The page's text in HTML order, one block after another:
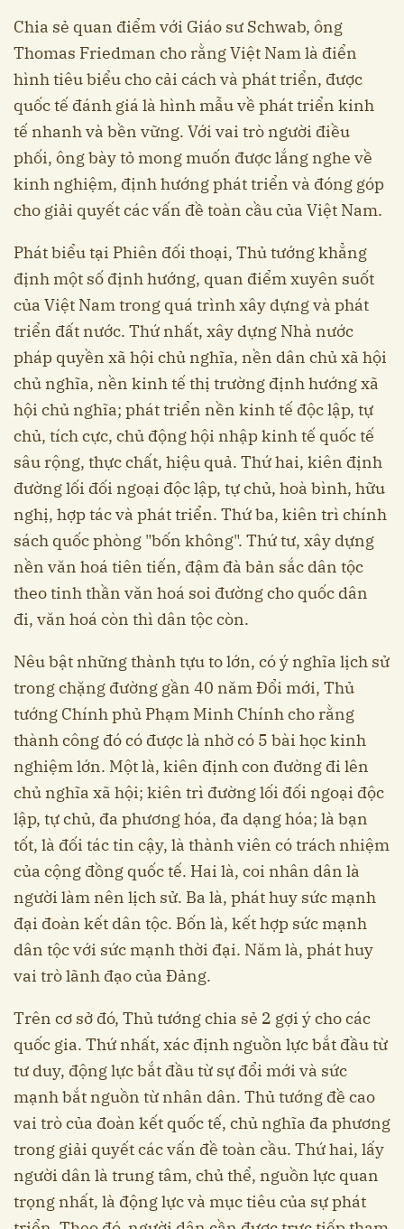
Chia sẻ quan điểm với Giáo sư Schwab, ông
Thomas Friedman cho rằng Việt Nam là điển
hình tiêu biểu cho cải cách và phát triển, được
quốc tế đánh giá là hình mẫu về phát triển kinh
tế nhanh và bền vững. Với vai trò người điều
phối, ông bày tỏ mong muốn được lắng nghe về
kinh nghiệm, định hướng phát triển và đóng góp
cho giải quyết các vấn đề toàn cầu của Việt Nam.
Phát biểu tại Phiên đối thoại, Thủ tướng khẳng
định một số định hướng, quan điểm xuyên suốt
của Việt Nam trong quá trình xây dựng và phát
triển đất nước. Thứ nhất, xây dựng Nhà nước
pháp quyền xã hội chủ nghĩa, nền dân chủ xã hội
chủ nghĩa, nền kinh tế thị trường định hướng xã
hội chủ nghĩa; phát triển nền kinh tế độc lập, tự
chủ, tích cực, chủ động hội nhập kinh tế quốc tế
sâu rộng, thực chất, hiệu quả. Thứ hai, kiên định
đường lối đối ngoại độc lập, tự chủ, hoà bình, hữu
nghị, hợp tác và phát triển. Thứ ba, kiên trì chính
sách quốc phòng "bốn không". Thứ tư, xây dựng
nền văn hoá tiên tiến, đậm đà bản sắc dân tộc
theo tinh thần văn hoá soi đường cho quốc dân
đi, văn hoá còn thì dân tộc còn.
Nêu bật những thành tựu to lớn, có ý nghĩa lịch sử
trong chặng đường gần 40 năm Đổi mới, Thủ
tướng Chính phủ Phạm Minh Chính cho rằng
thành công đó có được là nhờ có 5 bài học kinh
nghiệm lớn. Một là, kiên định con đường đi lên
chủ nghĩa xã hội; kiên trì đường lối đối ngoại độc
lập, tự chủ, đa phương hóa, đa dạng hóa; là bạn
tốt, là đối tác tin cậy, là thành viên có trách nhiệm
của cộng đồng quốc tế. Hai là, coi nhân dân là
người làm nên lịch sử. Ba là, phát huy sức mạnh
đại đoàn kết dân tộc. Bốn là, kết hợp sức mạnh
dân tộc với sức mạnh thời đại. Năm là, phát huy
vai trò lãnh đạo của Đảng.
Trên cơ sở đó, Thủ tướng chia sẻ 2 gợi ý cho các
quốc gia. Thứ nhất, xác định nguồn lực bắt đầu từ
tư duy, động lực bắt đầu từ sự đổi mới và sức
mạnh bắt nguồn từ nhân dân. Thủ tướng đề cao
vai trò của đoàn kết quốc tế, chủ nghĩa đa phương
trong giải quyết các vấn đề toàn cầu. Thứ hai, lấy
người dân là trung tâm, chủ thể, nguồn lực quan
trọng nhất, là động lực và mục tiêu của sự phát